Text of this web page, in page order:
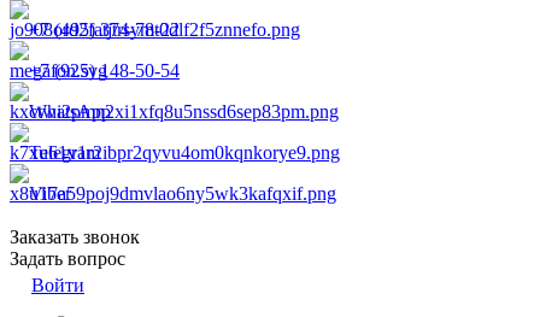
+7 (495) 374-78-22
+7 (925) 148-50-54
WhatsApp
Telegram
Viber
Заказать звонок
Задать вопрос
Войти